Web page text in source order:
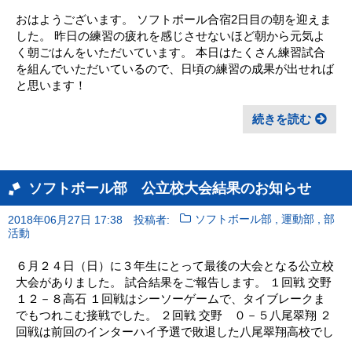
おはようございます。 ソフトボール合宿2日目の朝を迎えま
した。 昨日の練習の疲れを感じさせないほど朝から元気よ
く朝ごはんをいただいています。 本日はたくさん練習試合
を組んでいただいているので、日頃の練習の成果が出せれば
と思います！
続きを読む
ソフトボール部 公立校大会結果のお知らせ
2018年06月27日 17:38 投稿者: ソフトボール部 ,運動部 ,部
活動
６月２４日（日）に３年生にとって最後の大会となる公立校
大会がありました。 試合結果をご報告します。 １回戦 交野
１２－８高石 １回戦はシーソーゲームで、タイブレークま
でもつれこむ接戦でした。 ２回戦 交野 ０－５八尾翠翔 ２
回戦は前回のインターハイ予選で敗退した八尾翠翔高校でし